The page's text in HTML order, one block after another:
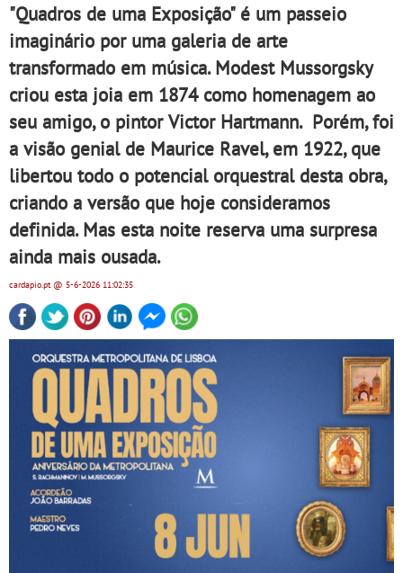
"Quadros de uma Exposição" é um passeio
imaginário por uma galeria de arte
transformado em música. Modest Mussorgsky
criou esta joia em 1874 como homenagem ao
seu amigo, o pintor Victor Hartmann. Porém, foi
a visão genial de Maurice Ravel, em 1922, que
libertou todo o potencial orquestral desta obra,
criando a versão que hoje consideramos
definida. Mas esta noite reserva uma surpresa
ainda mais ousada.
cardapio.pt@ 5-6-2026 11:02:35